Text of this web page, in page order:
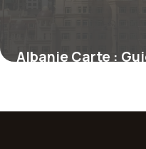
Albanie Carte :